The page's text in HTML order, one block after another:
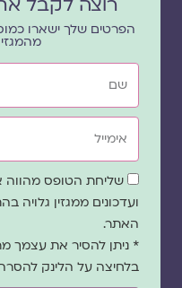
רוצה לקבל את
הפרטים שלך ישארו
שם
אימייל
שדהשליחת הטופס מהווה
ועדכונים ממגזין גלויה
האתר.
* ניתן להסיר את עצמך
בלחיצה על הלינק